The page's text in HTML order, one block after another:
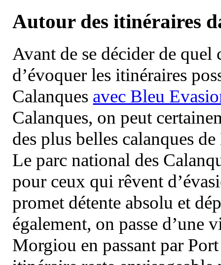
Autour des itinéraires
Avant de se décider de
d’évoquer les itinéraires
Calanques avec Bleu
Calanques, on peut
des plus belles calanques
Le parc national des
pour ceux qui rêvent
promet détente absolu et
également, on passe d’une
Morgiou en passant par